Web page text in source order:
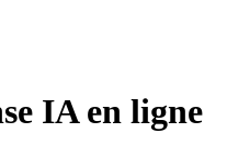
IA en ligne